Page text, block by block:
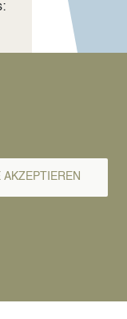
AKZEPTIEREN